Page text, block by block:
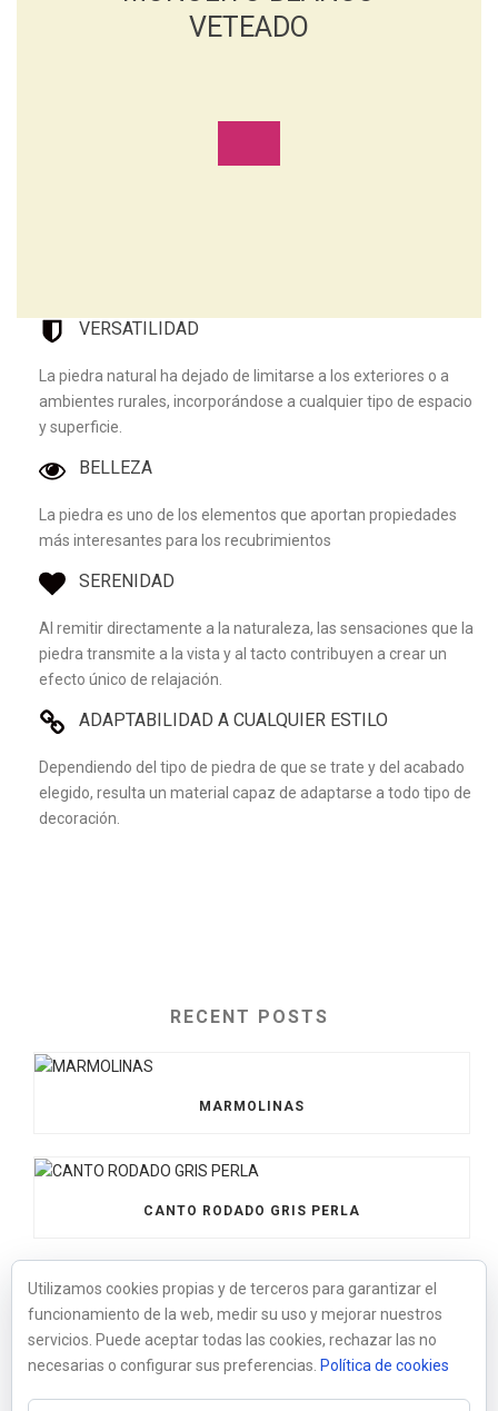
VETEADO
VERSATILIDAD
La piedra natural ha dejado de limitarse a los exteriores o a
ambientes rurales, incorporándose a cualquier tipo de espacio
y superficie.
BELLEZA
La piedra es uno de los elementos que aportan propiedades
más interesantes para los recubrimientos
SERENIDAD
Al remitir directamente a la naturaleza, las sensaciones que la
piedra transmite a la vista y al tacto contribuyen a crear un
efecto único de relajación.
ADAPTABILIDAD A CUALQUIER ESTILO
Dependiendo del tipo de piedra de que se trate y del acabado
elegido, resulta un material capaz de adaptarse a todo tipo de
decoración.
RECENT POSTS
MARMOLINAS
CANTO RODADO GRIS PERLA
BOLOS XXL NEGRO
Utilizamos cookies propias y de terceros para garantizar el
funcionamiento de la web, medir su uso y mejorar nuestros
servicios. Puede aceptar todas las cookies, rechazar las no
necesarias o configurar sus preferencias. Política de cookies